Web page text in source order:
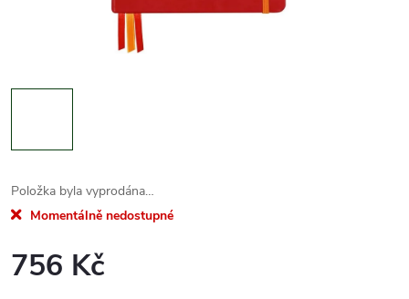
Položka byla vyprodána…
Momentálně nedostupné
756 Kč